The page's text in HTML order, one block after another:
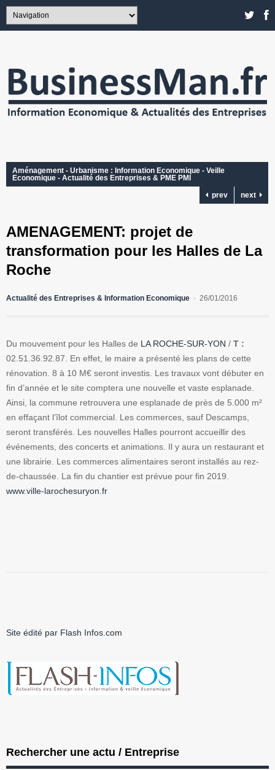
Aménagement - Urbanisme : Information Economique - Veille
Economique - Actualité des Entreprises & PME PMI
prev
next
AMENAGEMENT: projet de
transformation pour les Halles de La
Roche
Actualité des Entreprises & Information Economique 26/01/2016
Du mouvement pour les Halles de LA ROCHE-SUR-YON / T :
02.51.36.92.87. En effet, le maire a présenté les plans de cette
rénovation. 8 à 10 M€ seront investis. Les travaux vont débuter en
fin d’année et le site comptera une nouvelle et vaste esplanade.
Ainsi, la commune retrouvera une esplanade de près de 5.000 m²
en effaçant l’îlot commercial. Les commerces, sauf Descamps,
seront transférés. Les nouvelles Halles pourront accueillir des
événements, des concerts et animations. Il y aura un restaurant et
une librairie. Les commerces alimentaires seront installés au rez-
de-chaussée. La fin du chantier est prévue pour fin 2019.
www.ville-larochesuryon.fr
Site édité par Flash Infos.com
Rechercher une actu / Entreprise